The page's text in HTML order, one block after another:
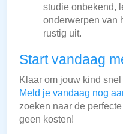
studie onbekend,
onderwerpen van
rustig uit.
Start vandaag
Klaar om jouw kind
Meld je vandaag nog
zoeken naar de
geen kosten!